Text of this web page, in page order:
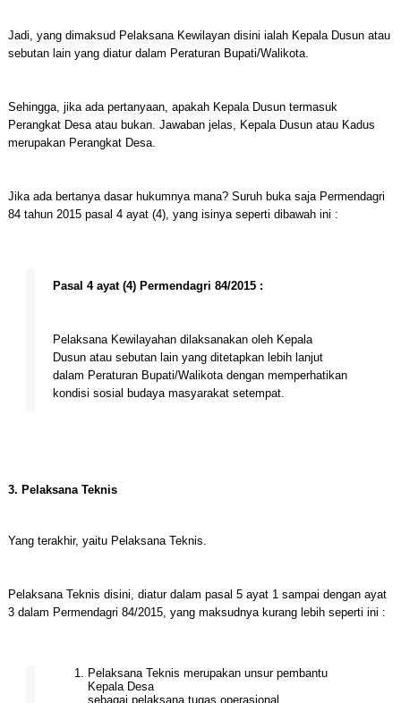
Jadi, yang dimaksud Pelaksana Kewilayan disini ialah Kepala Dusun atau
sebutan lain yang diatur dalam Peraturan Bupati/Walikota.
Sehingga, jika ada pertanyaan, apakah Kepala Dusun termasuk
Perangkat Desa atau bukan. Jawaban jelas, Kepala Dusun atau Kadus
merupakan Perangkat Desa.
Jika ada bertanya dasar hukumnya mana? Suruh buka saja Permendagri
84 tahun 2015 pasal 4 ayat (4), yang isinya seperti dibawah ini :
Pasal 4 ayat (4) Permendagri 84/2015 :
Pelaksana Kewilayahan dilaksanakan oleh Kepala
Dusun atau sebutan lain yang ditetapkan lebih lanjut
dalam Peraturan Bupati/Walikota dengan memperhatikan
kondisi sosial budaya masyarakat setempat.
3. Pelaksana Teknis
Yang terakhir, yaitu Pelaksana Teknis.
Pelaksana Teknis disini, diatur dalam pasal 5 ayat 1 sampai dengan ayat
3 dalam Permendagri 84/2015, yang maksudnya kurang lebih seperti ini :
Pelaksana Teknis merupakan unsur pembantu
Kepala Desa
sebagai pelaksana tugas operasional.